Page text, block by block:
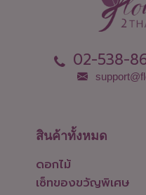
ตราด
ตาก
นครนายก
นครราชสีมา
นครสวรรค์
02-538-
สินค้าทั้งหมด
ดอกไม้
เซ็ทของขวัญพิเศษ